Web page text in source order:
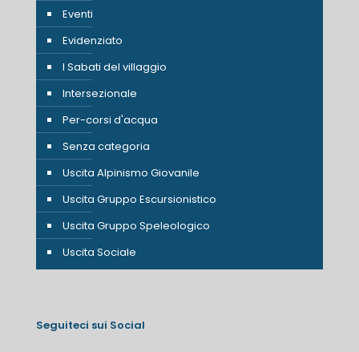
Eventi
Evidenziato
I Sabati del villaggio
Intersezionale
Per-corsi d'acqua
Senza categoria
Uscita Alpinismo Giovanile
Uscita Gruppo Escursionistico
Uscita Gruppo Speleologico
Uscita Sociale
Seguiteci sui Social